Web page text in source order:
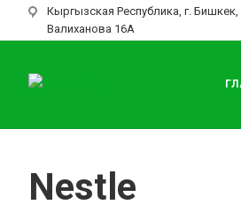
Кыргызская Республика, г.
Валиханова 16А
Nestle